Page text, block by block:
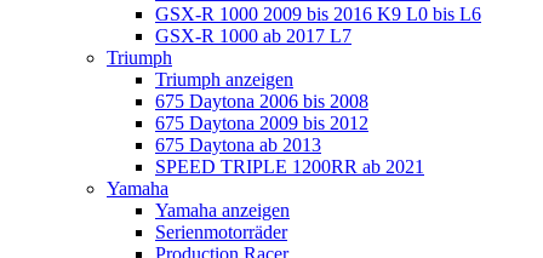
GSX-R 1000 2009 bis 2016 K9 L0 bis L6
GSX-R 1000 ab 2017 L7
Triumph
Triumph anzeigen
675 Daytona 2006 bis 2008
675 Daytona 2009 bis 2012
675 Daytona ab 2013
SPEED TRIPLE 1200RR ab 2021
Yamaha
Yamaha anzeigen
Serienmotorräder
Production Racer